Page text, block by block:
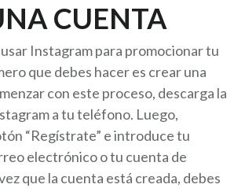
CUENTA
usar Instagram para promocionar tu
que debes hacer es crear una
con este proceso, descarga la
a tu teléfono. Luego,
“Regístrate” e introduce tu
electrónico o tu cuenta de
que la cuenta está creada, debes